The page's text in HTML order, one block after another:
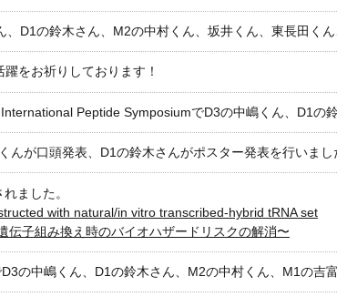
D1の鈴木さん、M2の中村くん、坂井くん、東長田く
をお祈りしております！
Peptide SymposiumでD3の中嶋くん、D1の
が口頭発表、D1の鈴木さんがポスター発表を行いまし
ました。
with natural/in vitro transcribed-hybrid tRNA set
伝子組み換え時のバイオハザードリスクの解消〜
の中嶋くん、D1の鈴木さん、M2の中村くん、M1の吉